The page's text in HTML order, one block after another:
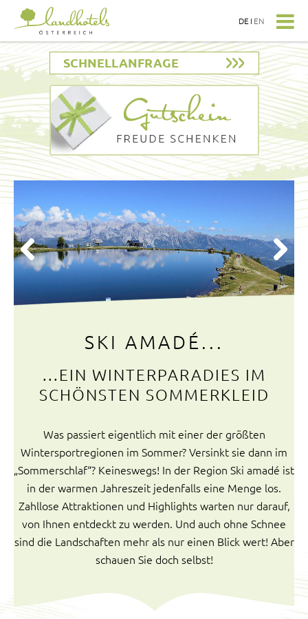
SCHNELLANFRAGE
SKI AMADÉ...
...EIN WINTERPARADIES IM
SCHÖNSTEN SOMMERKLEID
Was passiert eigentlich mit einer der größten
Wintersportregionen im Sommer? Versinkt sie dann im
„Sommerschlaf“? Keineswegs! In der Region Ski amadé ist
in der warmen Jahreszeit jedenfalls eine Menge los.
Zahllose Attraktionen und Highlights warten nur darauf,
von Ihnen entdeckt zu werden. Und auch ohne Schnee
sind die Landschaften mehr als nur einen Blick wert! Aber
schauen Sie doch selbst!
DE I EN